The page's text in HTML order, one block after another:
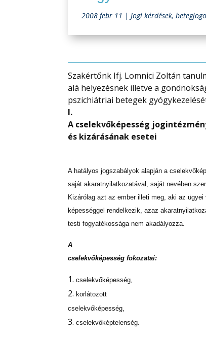
2008 febr 11 |Jogi kérdések,
Szakértőnk Ifj. Lomnici Zoltán
alá helyezésnek illetve a
pszichiátriai betegek
I.
A cselekvőképesség
és kizárásának esetei
A hatályos jogszabályok alapján a
saját akaratnyilatkozatával, saját nevében
Kizárólag azt az ember illeti meg, aki az
képességgel rendelkezik, azaz
testi fogyatékossága nem akadályozza.
A
cselekvőképesség fokozatai:
cselekvőképesség,
korlátozott
cselekvőképesség,
cselekvőképtelenség.